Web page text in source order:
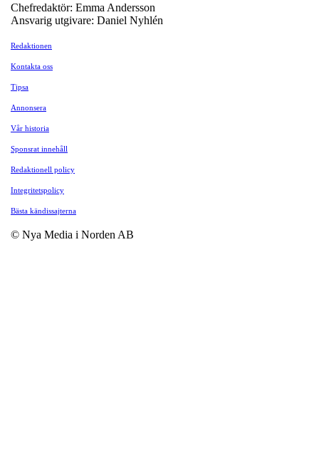
Chefredaktör: Emma Andersson
Ansvarig utgivare: Daniel Nyhlén
Redaktionen
Kontakta oss
Tipsa
Annonsera
Vår historia
Sponsrat innehåll
Redaktionell policy
Integritetspolicy
Bästa kändissajterna
© Nya Media i Norden AB